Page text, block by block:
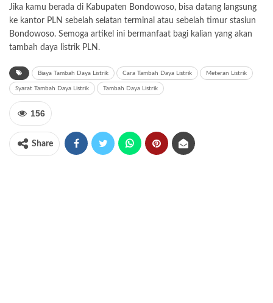
Jika kamu berada di Kabupaten Bondowoso, bisa datang langsung
ke kantor PLN sebelah selatan terminal atau sebelah timur stasiun
Bondowoso. Semoga artikel ini bermanfaat bagi kalian yang akan
tambah daya listrik PLN.
Biaya Tambah Daya Listrik Cara Tambah Daya Listrik Meteran Listrik
Syarat Tambah Daya Listrik Tambah Daya Listrik
156
Share